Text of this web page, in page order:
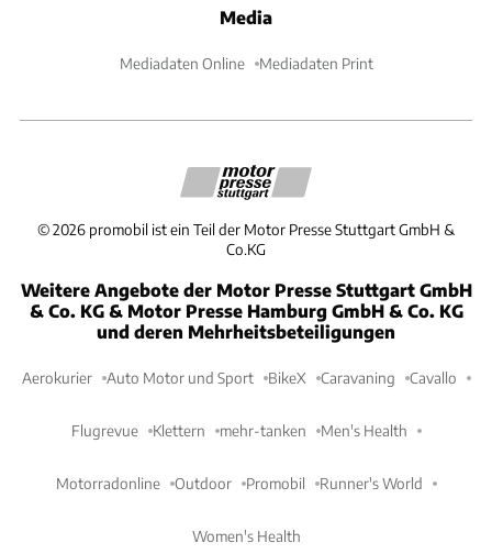
Media
Mediadaten Online Mediadaten Print
©2026 promobil ist ein Teil der Motor Presse Stuttgart GmbH &
Co.KG
Weitere Angebote der Motor Presse Stuttgart GmbH
& Co. KG & Motor Presse Hamburg GmbH & Co. KG
und deren Mehrheitsbeteiligungen
Aerokurier Auto Motor und Sport BikeX Caravaning Cavallo
Flugrevue Klettern mehr-tanken Men's Health
Motorradonline Outdoor Promobil Runner's World
Women's Health